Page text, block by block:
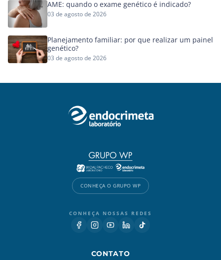
AME: quando o exame genético é indicado?
03 de agosto de 2026
Planejamento familiar: por que realizar um painel
genético?
03 de agosto de 2026
CONHEÇA O GRUPO WP
CONHEÇA NOSSAS REDES
CONTATO